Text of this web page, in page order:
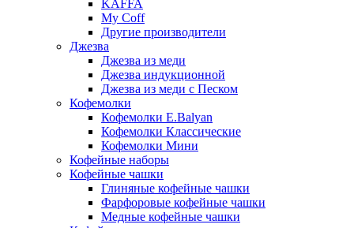
KAFFA
My Coff
Другие производители
Джезва
Джезва из меди
Джезва индукционной
Джезва из меди с Песком
Кофемолки
Кофемолки E.Balyan
Кофемолки Классические
Кофемолки Мини
Кофейные наборы
Кофейные чашки
Глиняные кофейные чашки
Фарфоровые кофейные чашки
Медные кофейные чашки